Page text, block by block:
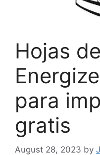
Hojas
para
gratis
August 28, 2023 by